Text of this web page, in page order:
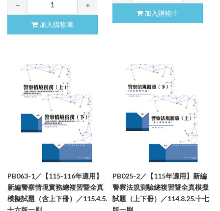
加入購物車
加入購物車
PB063-1／【115-116年適用】
新編警察情境實務總複習暨全真
模擬試題（含上下冊）／115.4.5.
PB025-2／【115年適用】新編
警察法規測驗總複習暨全真模擬
試題（上下冊）／114.8.25.十七